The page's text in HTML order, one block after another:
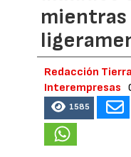
mientras
Redacción
Interempresas
1585